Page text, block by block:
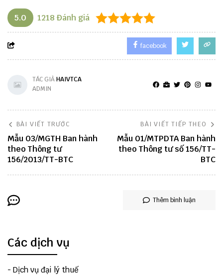
5.0 1218 Đánh giá
facebook
TÁC GIẢHAIVTCA
ADMIN
BÀI VIẾT TRƯỚC
Mẫu 03/MGTH Ban hành
theo Thông tư
156/2013/TT-BTC
BÀI VIẾT TIẾP THEO
Mẫu 01/MTPDTA Ban hành
theo Thông tư số 156/TT-
BTC
Thêm bình luận
Các dịch vụ
- Dịch vụ đại lý thuế